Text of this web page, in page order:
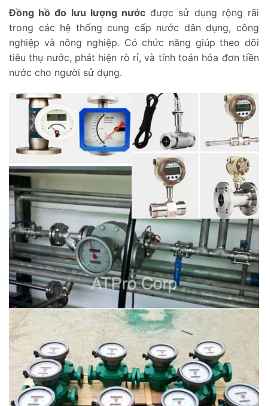
Đồng hồ đo lưu lượng nước được sử dụng rộng rãi
trong các hệ thống cung cấp nước dân dụng, công
nghiệp và nông nghiệp. Có chức năng giúp theo dõi
tiêu thụ nước, phát hiện rò rỉ, và tính toán hóa đơn tiền
nước cho người sử dụng.